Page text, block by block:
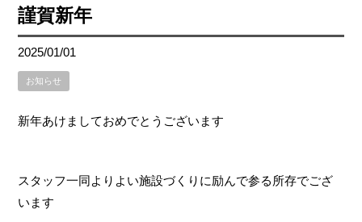
謹賀新年
2025/01/01
お知らせ
新年あけましておめでとうございます
スタッフ一同よりよい施設づくりに励んで参る所存でござ
います